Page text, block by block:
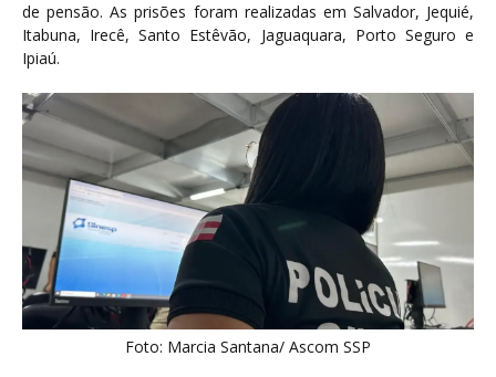
de pensão. As prisões foram realizadas em Salvador, Jequié,
Itabuna, Irecê, Santo Estêvão, Jaguaquara, Porto Seguro e
Ipiaú.
Foto: Marcia Santana/ Ascom SSP